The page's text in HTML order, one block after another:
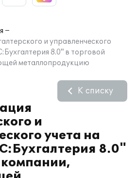
и управленческого
8.0" в торговой
металлопродукцию
и
учета на
8.0"
компании,
К списку